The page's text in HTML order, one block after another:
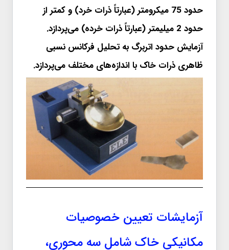
حدود 75 میکرومتر (عبارتاً ذرات خرد) و کمتر از
حدود 2 میلیمتر (عبارتاً ذرات خرده) می‌پردازد.
آزمایش حدود اتربرگ به تحلیل فرکانس نسبی
ظاهری ذرات خاک با اندازه‌های مختلف می‌پردازد.
آزمایشات تعیین خصوصیات
مکانیکی خاک شامل سه محوری،